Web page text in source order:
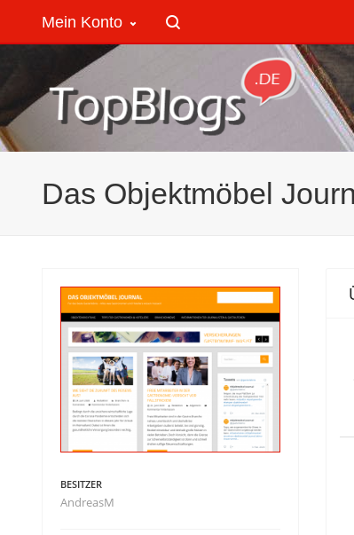
Mein Konto
Das Objektmöbel
BESITZER
AndreasM